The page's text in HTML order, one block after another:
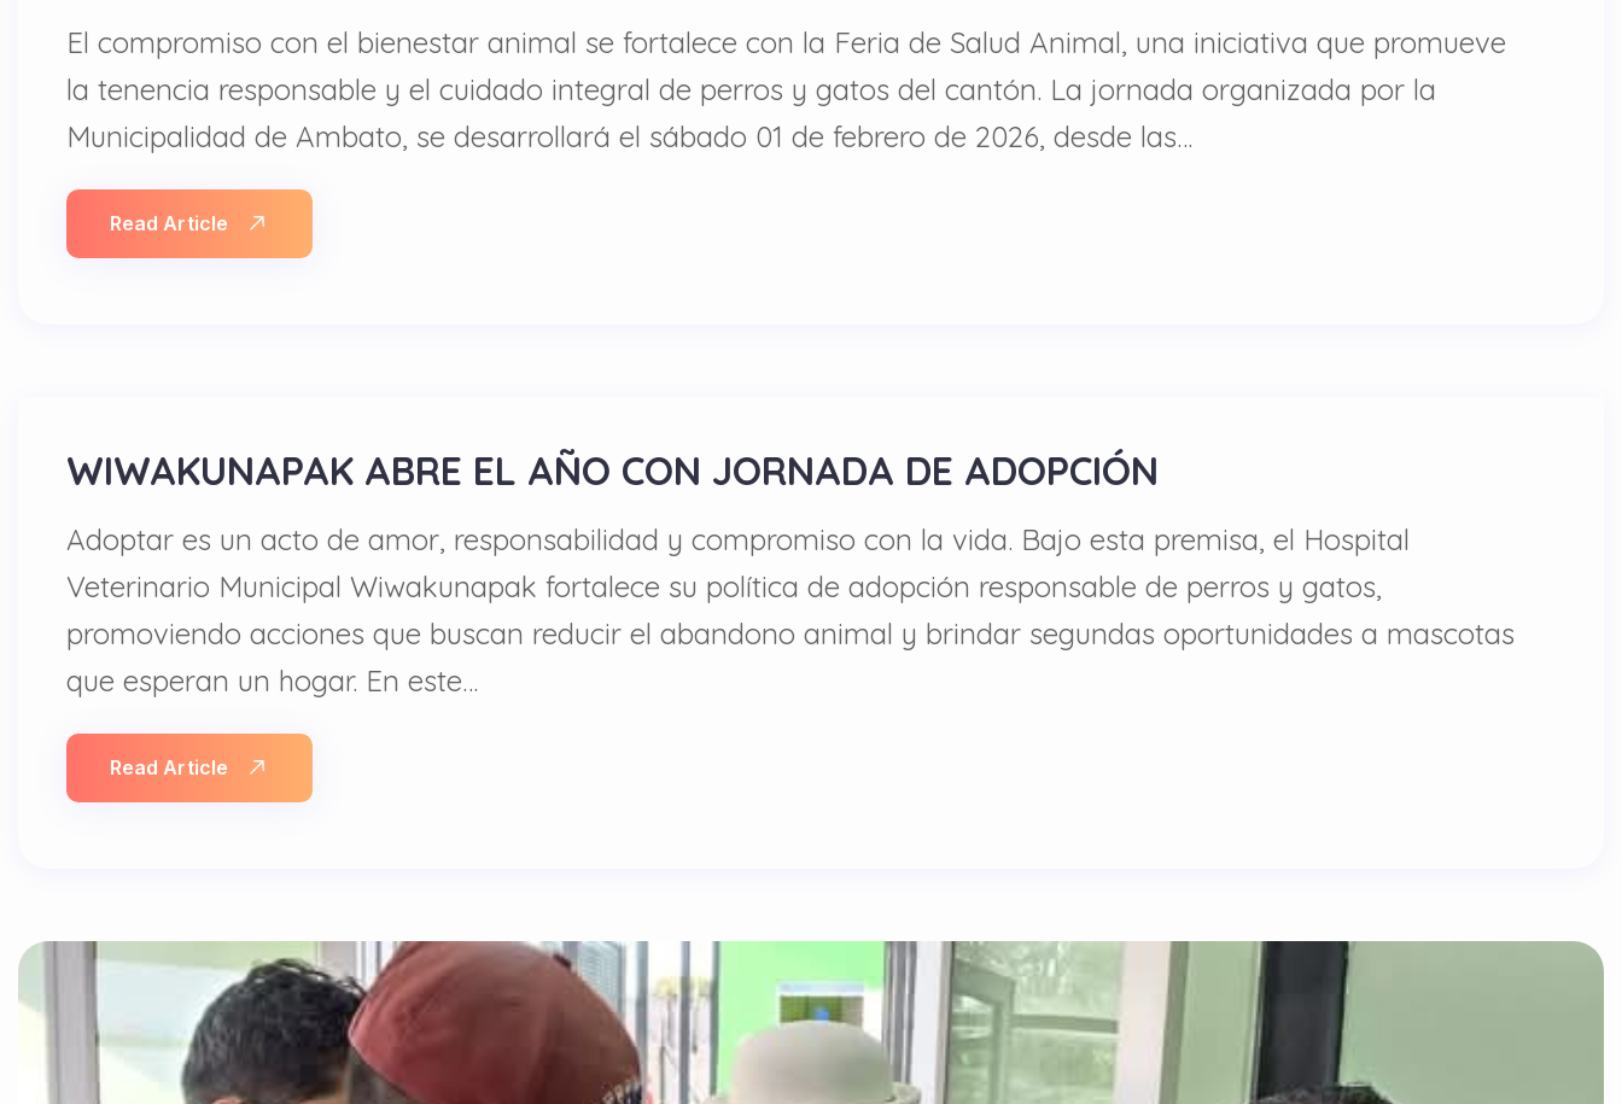
El compromiso con el bienestar animal se fortalece con la Feria de Salud Animal, una iniciativa que promueve
la tenencia responsable y el cuidado integral de perros y gatos del cantón. La jornada organizada por la
Municipalidad de Ambato, se desarrollará el sábado 01 de febrero de 2026, desde las…
Read Article
WIWAKUNAPAK ABRE EL AÑO CON JORNADA DE ADOPCIÓN
Adoptar es un acto de amor, responsabilidad y compromiso con la vida. Bajo esta premisa, el Hospital
Veterinario Municipal Wiwakunapak fortalece su política de adopción responsable de perros y gatos,
promoviendo acciones que buscan reducir el abandono animal y brindar segundas oportunidades a mascotas
que esperan un hogar. En este…
Read Article